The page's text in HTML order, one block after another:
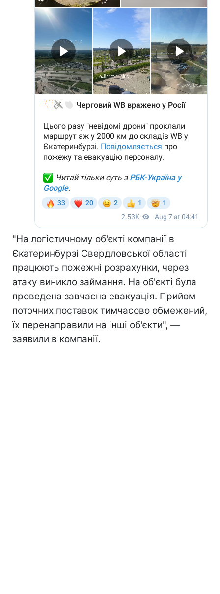
"На логістичному об'єкті компанії в
Єкатеринбурзі Свердловської області
працюють пожежні розрахунки, через
атаку виникло займання. На об'єкті була
проведена завчасна евакуація. Прийом
поточних поставок тимчасово обмежений,
їх перенаправили на інші об'єкти", —
заявили в компанії.